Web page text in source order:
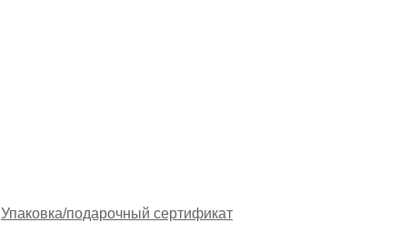
Упаковка/подарочный сертификат